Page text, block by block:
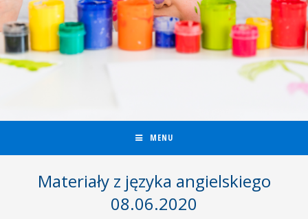
MENU
Materiały z języka angielskiego
08.06.2020